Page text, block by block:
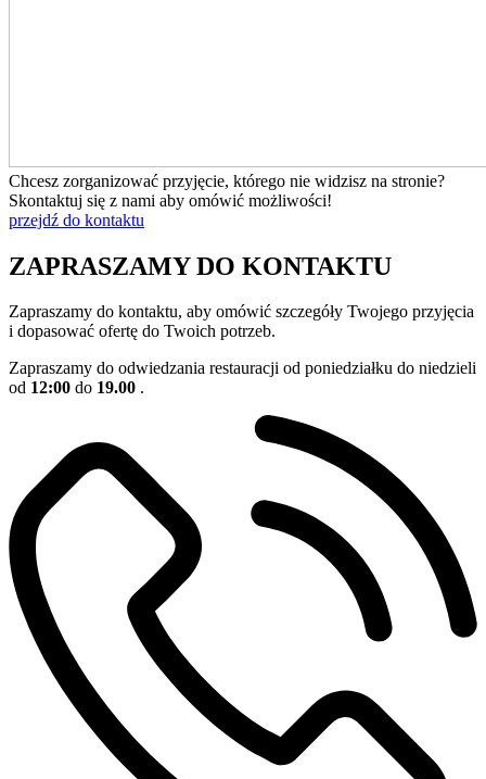
Chcesz zorganizować przyjęcie, którego nie widzisz na stronie?
Skontaktuj się z nami aby omówić możliwości!
przejdź do kontaktu
ZAPRASZAMY DO KONTAKTU
Zapraszamy do kontaktu, aby omówić szczegóły Twojego przyjęcia
i dopasować ofertę do Twoich potrzeb.
Zapraszamy do odwiedzania restauracji od poniedziałku do niedzieli
od 12:00 do 19.00 .